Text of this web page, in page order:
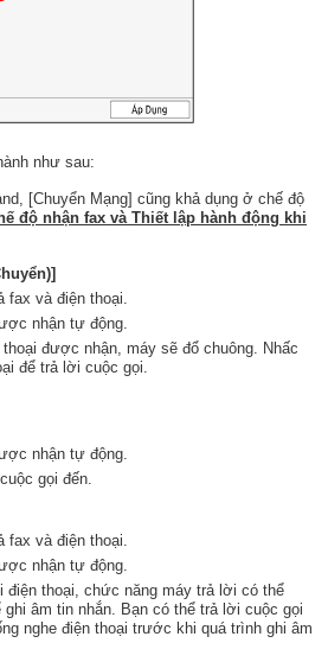
như sau:
[Chuyển Mạng] cũng khả dụng ở chế độ
độ nhận fax và Thiết lập hành động khi
fax và điện thoại.
nhận tự động.
thoại được nhận, máy sẽ đổ chuông. Nhấc
để trả lời cuộc gọi.
nhận tự động.
gọi đến.
fax và điện thoại.
nhận tự động.
điện thoại, chức năng máy trả lời có thể
âm tin nhắn. Bạn có thể trả lời cuộc gọi
nghe điện thoại trước khi quá trình ghi âm